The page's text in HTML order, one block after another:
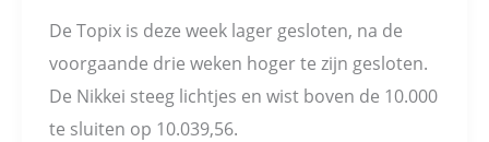
De Topix is deze week lager gesloten, na de
voorgaande drie weken hoger te zijn gesloten.
De Nikkei steeg lichtjes en wist boven de 10.000
te sluiten op 10.039,56.
maand
rij
deflatie